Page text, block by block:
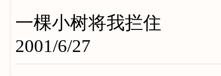
一棵小树将我拦住
2001/6/27